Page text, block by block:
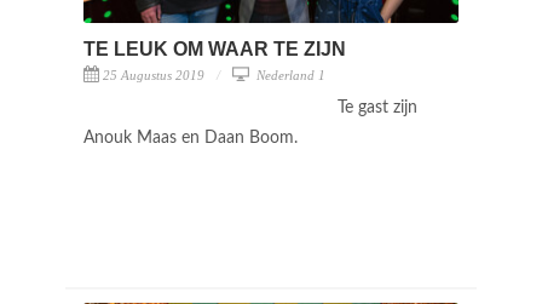
TE LEUK OM WAAR TE ZIJN
25 Augustus 2019 Nederland 1
Te gast zijn
Anouk Maas en Daan Boom.